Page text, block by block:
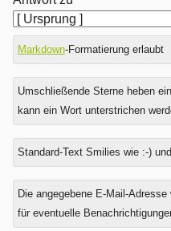
Markdown-Formatierung erlaubt
Umschließende Sterne heben
kann ein Wort unterstrichen
Standard-Text Smilies wie :-)
Was
ist
Drei
Die angegebene E-Mail-
für eventuelle